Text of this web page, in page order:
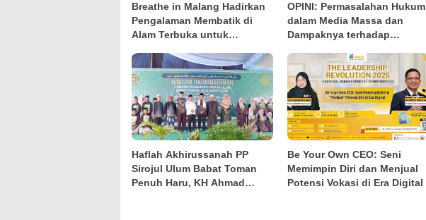
Breathe in Malang Hadirkan
Pengalaman Membatik di
Alam Terbuka untuk
kepada Generasi Muda
OPINI: Permasalahan Hukum
dalam Media Massa dan
Dampaknya terhadap
Haflah Akhirussanah PP
Sirojul Ulum Babat Toman
Penuh Haru, KH Ahmad
Be Your Own CEO: Seni
Memimpin Diri dan Menjual
Potensi Vokasi di Era Digital